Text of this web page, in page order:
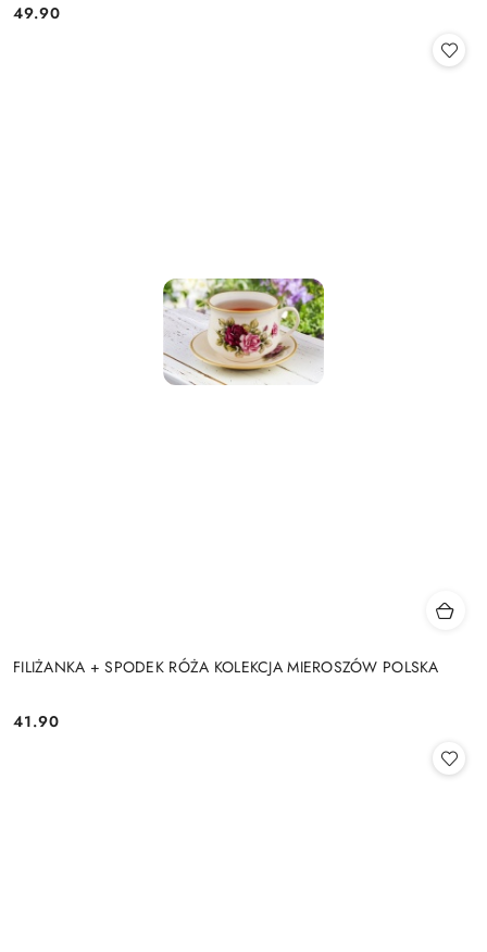
Cena:
49.90
FILIŻANKA + SPODEK RÓŻA KOLEKCJA MIEROSZÓW POLSKA
Cena:
41.90